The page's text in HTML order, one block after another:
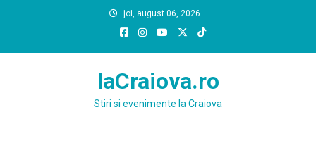
joi, august 06, 2026
laCraiova.ro
Stiri si evenimente la Craiova